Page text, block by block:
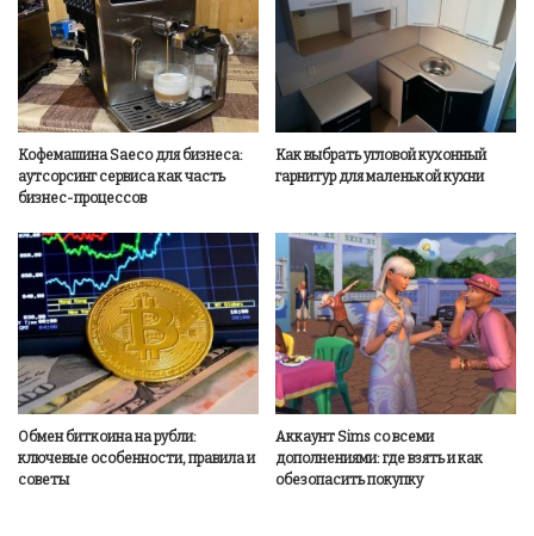
Кофемашина Saeco для бизнеса:
аутсорсинг сервиса как часть
бизнес-процессов
Как выбрать угловой кухонный
гарнитур для маленькой кухни
Обмен биткоина на рубли:
ключевые особенности, правила и
советы
Аккаунт Sims со всеми
дополнениями: где взять и как
обезопасить покупку